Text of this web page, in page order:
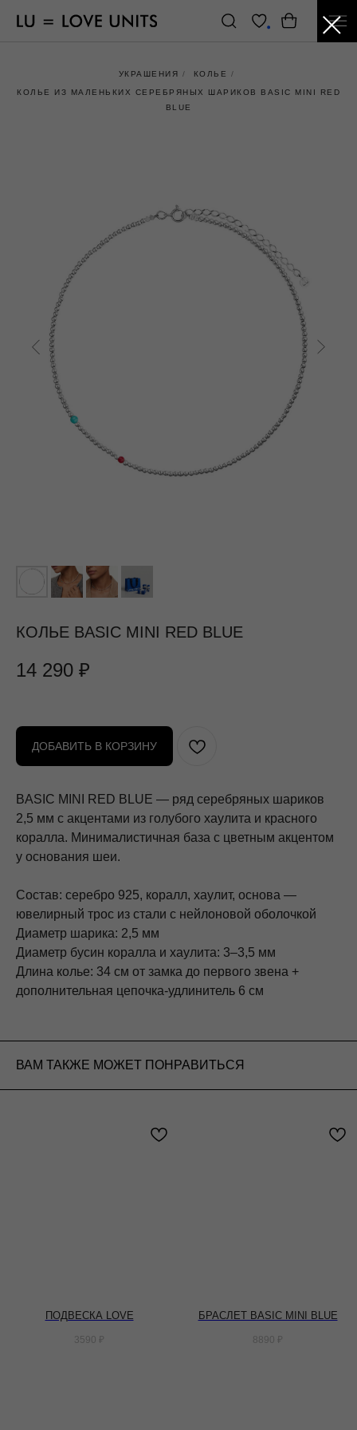
УКРАШЕНИЯ / КОЛЬЕ /
КОЛЬЕ ИЗ МАЛЕНЬКИХ СЕРЕБРЯНЫХ ШАРИКОВ BASIC MINI RED
BLUE
КОЛЬЕ BASIC MINI RED BLUE
14 290 ₽
ДОБАВИТЬ В КОРЗИНУ
BASIC MINI RED BLUE — ряд серебряных шариков
2,5 мм с акцентами из голубого хаулита и красного
коралла. Минималистичная база с цветным акцентом
у основания шеи.
Состав: серебро 925, коралл, хаулит, основа —
ювелирный трос из стали с нейлоновой оболочкой
Диаметр шарика: 2,5 мм
Диаметр бусин коралла и хаулита: 3–3,5 мм
Длина колье: 34 см от замка до первого звена +
дополнительная цепочка-удлинитель 6 см
ВАМ ТАКЖЕ МОЖЕТ ПОНРАВИТЬСЯ
ПОДВЕСКА LOVE
3590 ₽
БРАСЛЕТ BASIC MINI BLUE
8890 ₽